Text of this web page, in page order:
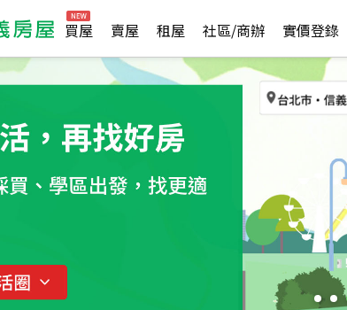
買屋 賣屋 租屋 社區/商辦 實價登錄